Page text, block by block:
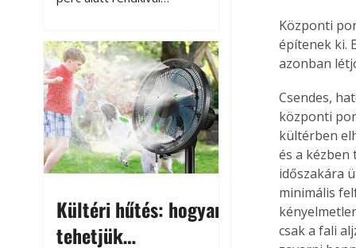
megközelítheti. Ez nemcsak a
beszállást teszi kellemetlenné,
hanem az autó állapotára és a
benne hagyott tárgyakra is
káros hatással lehet. Néhány
egyszerű óvintézkedéssel
azonban jelentősen
csökkenthetjük a hőség káros
Kültéri hűtés: hogyan
tehetjük
Központi
építenek ki.
azonban
Csendes,
központi
kültérben
és a kézben
időszakára
minimális
csak a fali